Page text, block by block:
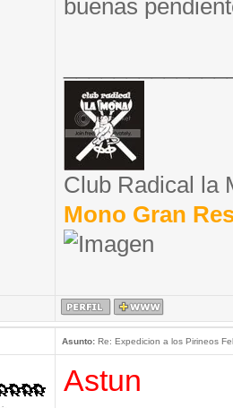
buenas
Club Radical la
Mono Gran
Asunto:Re: Expedicion a los Pirineos
Astun